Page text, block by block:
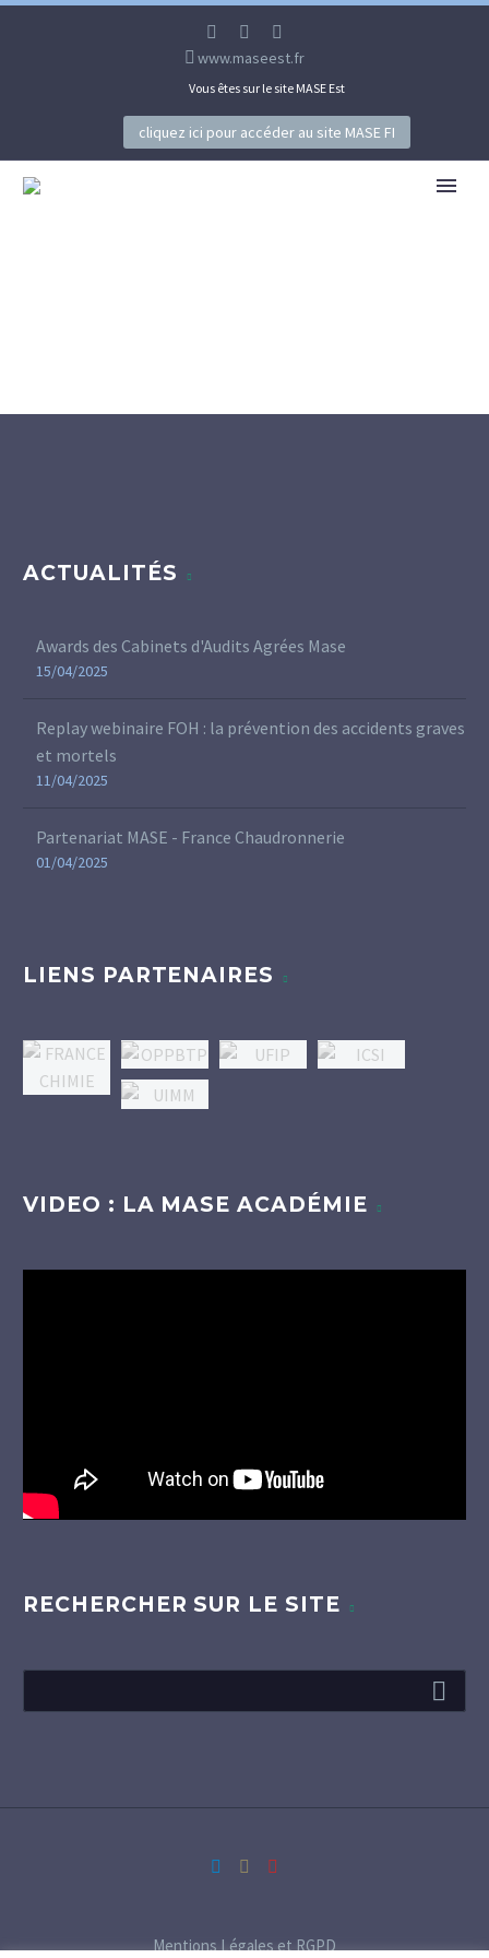
www.maseest.fr
Vous êtes sur le site MASE Est
cliquez ici pour accéder au site MASE FI
ACTUALITÉS
Awards des Cabinets d'Audits Agrées Mase
15/04/2025
Replay webinaire FOH : la prévention des accidents graves
et mortels
11/04/2025
Partenariat MASE - France Chaudronnerie
01/04/2025
LIENS PARTENAIRES
VIDEO : LA MASE ACADÉMIE
RECHERCHER SUR LE SITE
Mentions Légales et RGPD